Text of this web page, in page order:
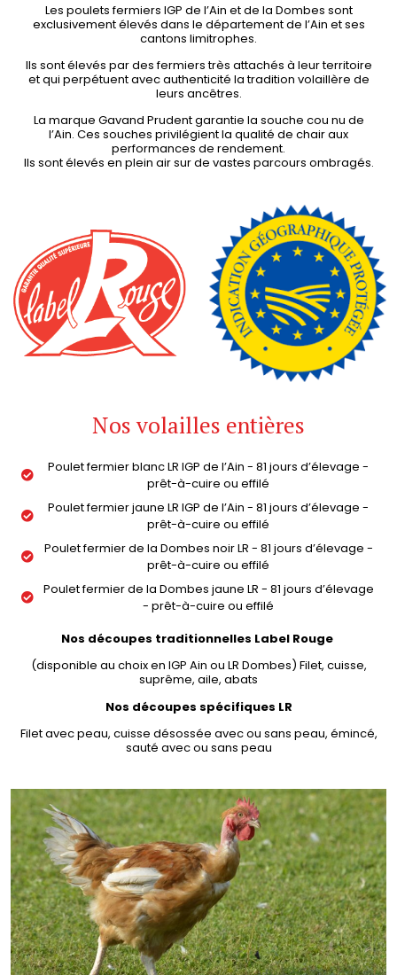
Les poulets fermiers IGP de l’Ain et de la Dombes sont
exclusivement élevés dans le département de l’Ain et ses
cantons limitrophes.
Ils sont élevés par des fermiers très attachés à leur territoire
et qui perpétuent avec authenticité la tradition volaillère de
leurs ancêtres.
La marque Gavand Prudent garantie la souche cou nu de
l’Ain. Ces souches privilégient la qualité de chair aux
performances de rendement.
Ils sont élevés en plein air sur de vastes parcours ombragés.
Nos volailles entières
Poulet fermier blanc LR IGP de l’Ain - 81 jours d’élevage -
prêt-à-cuire ou effilé
Poulet fermier jaune LR IGP de l’Ain - 81 jours d’élevage -
prêt-à-cuire ou effilé
Poulet fermier de la Dombes noir LR - 81 jours d’élevage -
prêt-à-cuire ou effilé
Poulet fermier de la Dombes jaune LR - 81 jours d’élevage
- prêt-à-cuire ou effilé
Nos découpes traditionnelles Label Rouge
(disponible au choix en IGP Ain ou LR Dombes) Filet, cuisse,
suprême, aile, abats
Nos découpes spécifiques LR
Filet avec peau, cuisse désossée avec ou sans peau, émincé,
sauté avec ou sans peau